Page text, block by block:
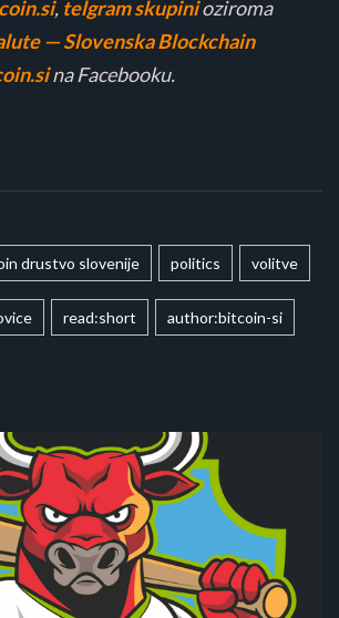
, telgram skupinioziroma
— Slovenska Blockchain
na Facebooku.
drustvo slovenije politics volitve
read:short author:bitcoin-si